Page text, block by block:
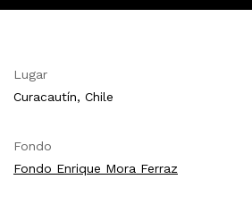
Lugar
Curacautín, Chile
Fondo
Fondo Enrique Mora Ferraz